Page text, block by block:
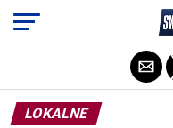
LOKALNE
Exit